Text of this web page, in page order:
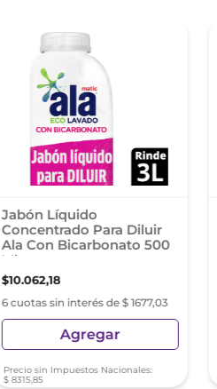
Jabón Líquido
Concentrado Para Diluir
Ala Con Bicarbonato 500
Ml
$10.062,18
6 cuotas sin interés de $ 1677,03
Agregar
Precio sin Impuestos Nacionales:
$ 8315,85